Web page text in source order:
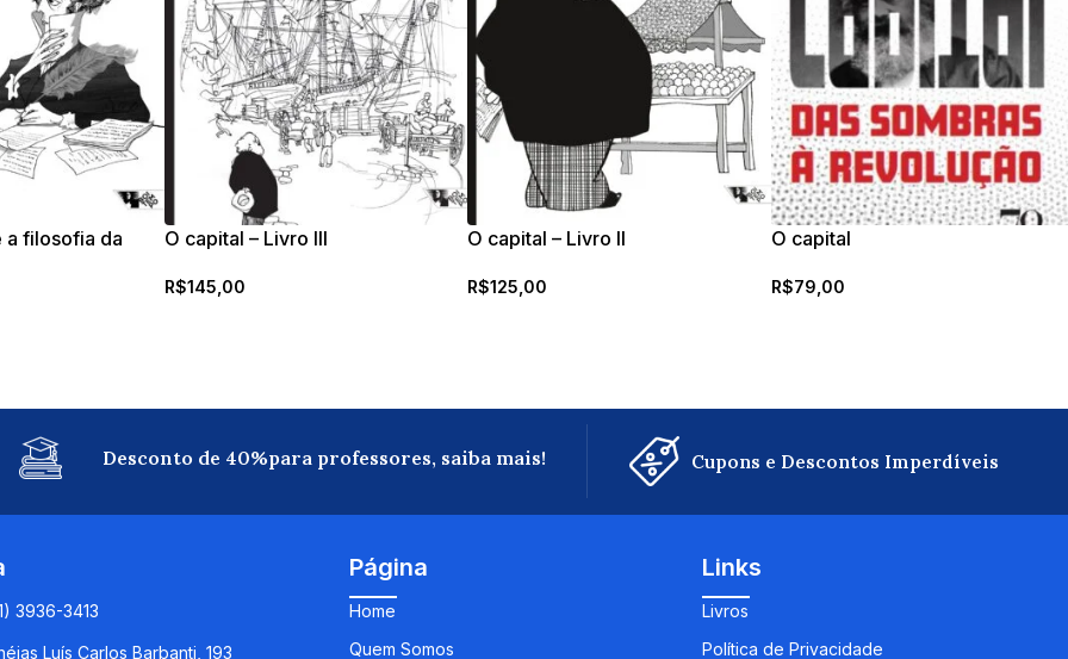
a filosofia da
O capital – Livro III
R$145,00
O capital – Livro II
R$125,00
O capital
R$79,00
Desconto de 40%para professores, saiba mais! Cupons e Descontos Imperdíveis
3936-3413
Luís Carlos Barbanti, 193
Página
Home
Quem Somos
Links
Livros
Política de Privacidade